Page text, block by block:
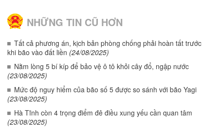
NHỮNG TIN CŨ HƠN
Tất cả phương án, kịch bản phòng chống phải hoàn tất trước
khi bão vào đất liền (24/08/2025)
Nằm lòng 5 bí kíp để bảo vệ ô tô khỏi cây đổ, ngập nước
(23/08/2025)
Mức độ nguy hiểm của bão số 5 được so sánh với bão Yagi
(23/08/2025)
Hà Tĩnh còn 4 trọng điểm đê điều xung yếu cần quan tâm
(23/08/2025)